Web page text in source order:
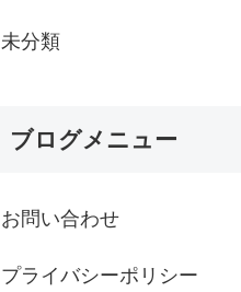
未分類
ブログメニュー
お問い合わせ
プライバシーポリシー